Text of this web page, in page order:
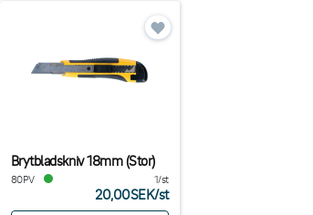
Brytbladskniv 18mm (Stor)
80PV 1/st
20,00SEK/st